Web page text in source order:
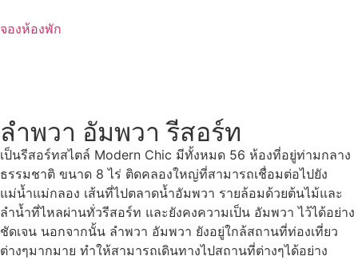
to
จองห้องพัก
ลำพวา อัมพวา รีสอร์ท
เป็นรีสอร์ทสไตล์ Modern Chic มีทั้งหมด 56 ห้องที่อยู่ท่ามกลาง
ธรรมชาติ ขนาด 8 ไร่ ติดคลองใหญ่ที่สามารถเชื่อมต่อไปยัง
แม่น้ำแม่กลอง เส้นที่ไปตลาดน้ำอัมพวา รายล้อมด้วยต้นไม้และ
ลำน้ำที่ไหลผ่านทั่วรีสอร์ท และยังคงความเป็น อัมพวา ไว้ได้อย่าง
ชัดเจน นอกจากนั้น ลำพวา อัมพวา ยังอยู่ใกล้สถานที่ท่องเที่ยว
ต่างๆมากมาย ทำให้สามารถเดินทางไปสถานที่ต่างๆได้อย่าง